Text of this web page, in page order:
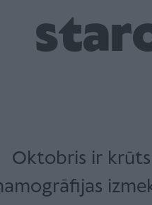
Oktobris ir krūts